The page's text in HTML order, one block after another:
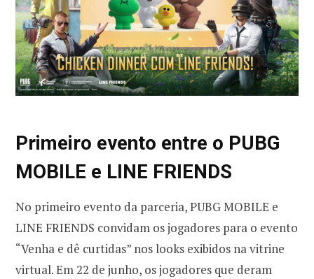
Primeiro evento entre o PUBG
MOBILE e LINE FRIENDS
No primeiro evento da parceria, PUBG MOBILE e
LINE FRIENDS convidam os jogadores para o evento
“Venha e dê curtidas” nos looks exibidos na vitrine
virtual. Em 22 de junho, os jogadores que deram